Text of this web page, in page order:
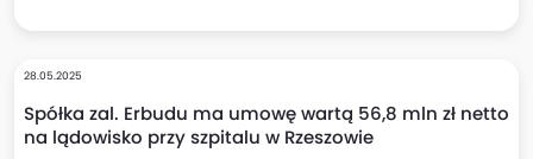
28.05.2025
Spółka zal. Erbudu ma umowę wartą 56,8 mln zł netto
na lądowisko przy szpitalu w Rzeszowie